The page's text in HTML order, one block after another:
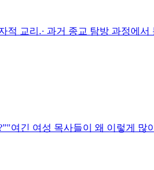
적 교리.· 과거 종교 탐방 과정에
여긴 여성 목사들이 왜 이렇게 많